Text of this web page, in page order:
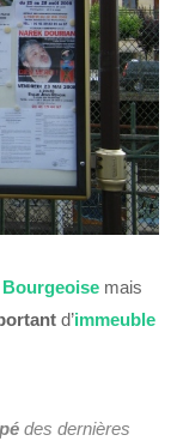
Bourgeoise mais
d’immeuble
des dernières